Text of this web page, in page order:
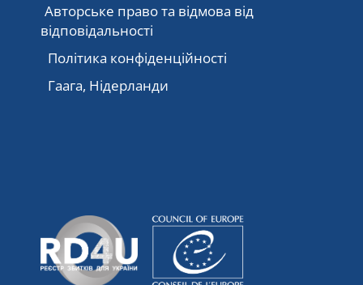
Авторське право та відмова від
відповідальності
Політика конфіденційності
Гаага, Нідерланди